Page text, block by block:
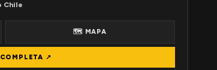
Chile
🗺 MAPA
↗